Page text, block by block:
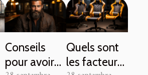
Conseils
pour avoir
Quels sont
les facteurs